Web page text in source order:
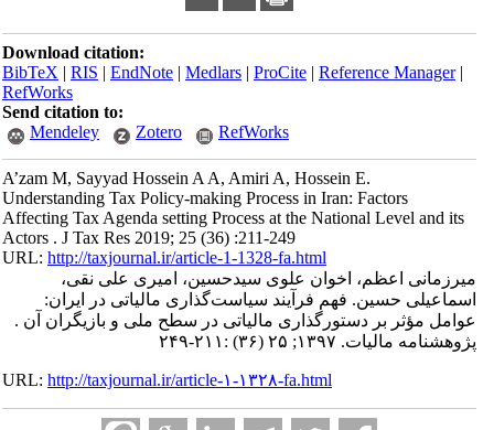
Download citation:
BibTeX|RIS|EndNote|Medlars|ProCite|Reference Manager
RefWorks
Send citation to:
Mendeley
Zotero RefWorks
A’zam M, Sayyad Hossein A A, Amiri A, Hossein E.
Understanding Tax Policy-making Process in Iran: Factors
Affecting Tax Agenda setting Process at the National Level and its
Actors . J Tax Res 2019; 25 (36) :211-249
URL:http://taxjournal.ir/article-1-1328-fa.html
میرزمانی اعظم، اخوان علوی سیدحسین، امیری علی نقی،
اسماعیلی حسین. فهم فرآیند سیاست‌گذاری مالیاتی در ایران:
عوامل مؤثر بر دستورگذاری مالیاتی در سطح ملی و بازیگران آن .
پژوهشنامه مالیات. ۱۳۹۷; ۲۵ (۳۶) :۲۱۱-۲۴۹
URL:http://taxjournal.ir/article-۱-۱۳۲۸-fa.html